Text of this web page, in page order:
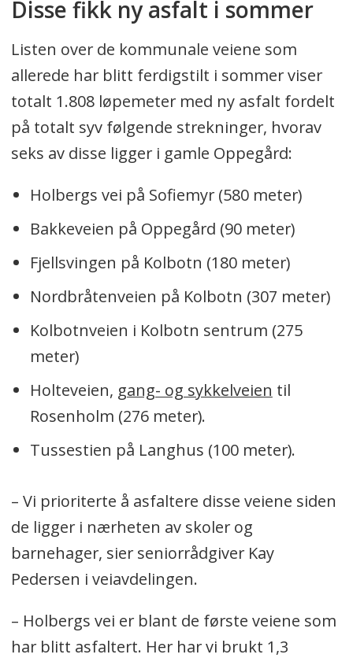
Disse fikk ny asfalt i sommer
Listen over de kommunale veiene som
allerede har blitt ferdigstilt i sommer viser
totalt 1.808 løpemeter med ny asfalt fordelt
på totalt syv følgende strekninger, hvorav
seks av disse ligger i gamle Oppegård:
Holbergs vei på Sofiemyr (580 meter)
Bakkeveien på Oppegård (90 meter)
Fjellsvingen på Kolbotn (180 meter)
Nordbråtenveien på Kolbotn (307 meter)
Kolbotnveien i Kolbotn sentrum (275
meter)
Holteveien, gang- og sykkelveien til
Rosenholm (276 meter).
Tussestien på Langhus (100 meter).
– Vi prioriterte å asfaltere disse veiene siden
de ligger i nærheten av skoler og
barnehager, sier seniorrådgiver Kay
Pedersen i veiavdelingen.
– Holbergs vei er blant de første veiene som
har blitt asfaltert. Her har vi brukt 1,3